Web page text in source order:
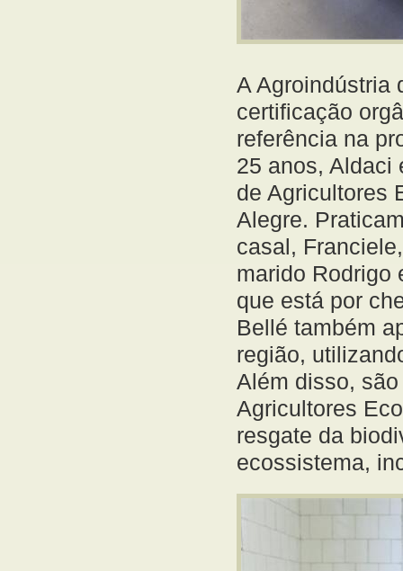
A Agroindústria
certificação
referência na
25 anos, Aldaci
de Agricultores
Alegre.
casal,
marido Rodrigo
que está por
Bellé também
região,
Além disso,
Agricultores
resgate da
ecossistema,